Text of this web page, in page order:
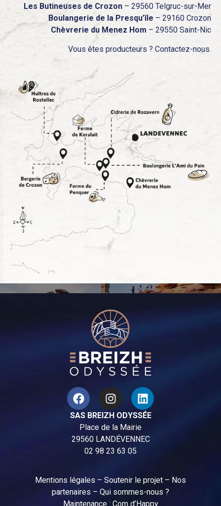
Les Butineuses de Crozon – 29560 Telgruc-sur-Mer
Boulangerie de la Presqu’île – 29160 Crozon
Chèvrerie du Menez Hom – 29550 Saint-Nic
Vous êtes producteurs ? Contactez-nous.
SAS BREIZH ODYSSÉE
Place de la Mairie
29560 LANDÉVENNEC
02 98 23 63 05
Mentions légales – Soutenir le projet – Nos
partenaires – Qui sommes-nous ?
Maintenance : Com d’Happy